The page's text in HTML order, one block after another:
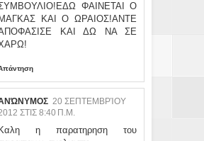
ΦΑΙΝΕΤΑΙ Ο
ΚΑΙ Ο ΩΡΑΙΟΣ!ΑΝΤΕ
ΚΑΙ ΔΩ ΝΑ ΣΕ
20 ΣΕΠΤΕΜΒΡΊΟΥ
ΣΤΙΣ 8:40 Π.Μ.
η παρατηρηση του